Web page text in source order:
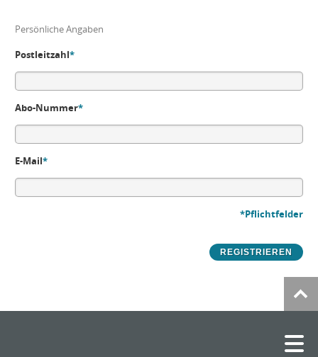
Persönliche Angaben
Postleitzahl*
Abo-Nummer*
E-Mail*
*Pflichtfelder